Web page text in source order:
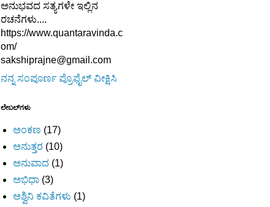
ಅನುಭವದ ಸತ್ಯಗಳೇ ಇಲ್ಲಿನ
ರಚನೆಗಳು....
https://www.quantaravinda.c
om/
sakshiprajne@gmail.com
ನನ್ನ ಸಂಪೂರ್ಣ ಪ್ರೊಫೈಲ್ ವೀಕ್ಷಿಸಿ
ಲೇಬಲ್‌ಗಳು
ಅಂಕಣ (17)
ಅನುತ್ತರ (10)
ಅನುವಾದ (1)
ಅಭಿಧಾ (3)
ಅಶ್ವಿನಿ ಕವಿತೆಗಳು (1)